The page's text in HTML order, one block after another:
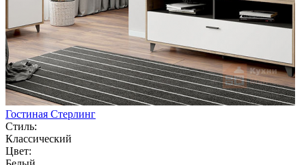
Гостиная Стерлинг
Стиль:
Классический
Цвет: